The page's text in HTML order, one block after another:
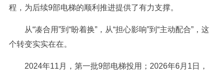
程，为后续9部电梯的顺利推进提供了有力支撑。
从“凑合用”到“盼着换”，从“担心影响”到“主动配合”，这
个转变实实在在。
2024年11月，第一批9部电梯投用；2026年6月1日，